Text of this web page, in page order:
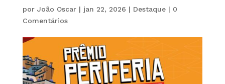
por João Oscar| jan 22, 2026 | Destaque| 0
Comentários